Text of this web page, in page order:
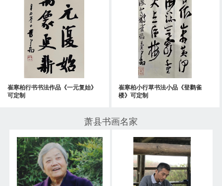
崔寒柏行书书法作品《一元复始》
可定制
崔寒柏小行草书法小品《登鹳雀
楼》可定制
萧县书画名家